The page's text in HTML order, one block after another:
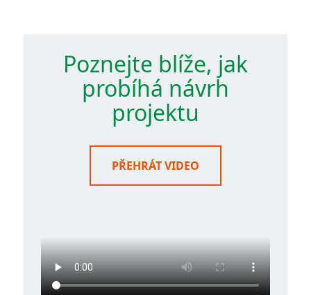
Poznejte blíže, jak
probíhá návrh
projektu
PŘEHRÁT VIDEO